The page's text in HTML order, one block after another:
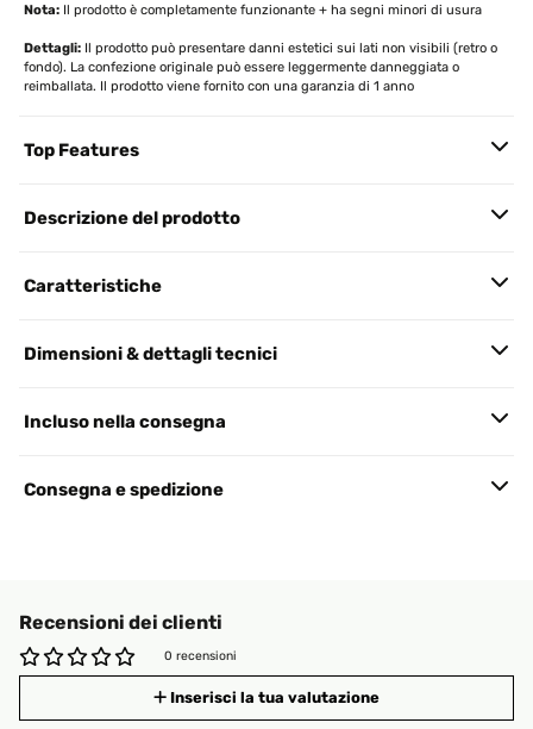
Nota: Il prodotto è completamente funzionante + ha segni minori di usura
Dettagli: Il prodotto può presentare danni estetici sui lati non visibili (retro o
fondo). La confezione originale può essere leggermente danneggiata o
reimballata. Il prodotto viene fornito con una garanzia di 1 anno
Top Features
Descrizione del prodotto
Caratteristiche
Dimensioni & dettagli tecnici
Incluso nella consegna
Consegna e spedizione
Recensioni dei clienti
0 recensioni
Inserisci la tua valutazione